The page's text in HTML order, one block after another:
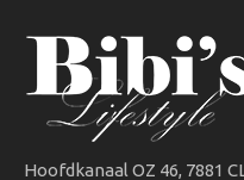
Hoofdkanaal OZ 46, 7881